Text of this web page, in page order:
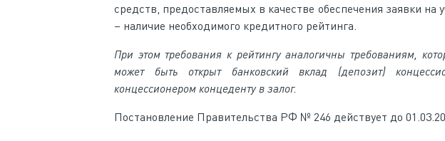
средств, предоставляемых в качестве обеспечения заявки
– наличие необходимого кредитного рейтинга.
При этом требования к рейтингу аналогичны требованиям,
может быть открыт банковский вклад (депозит)
концессионером концеденту в залог.
Постановление Правительства РФ № 246 действует до